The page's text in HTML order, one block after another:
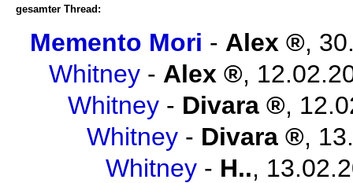
gesamter Thread:
Memento Mori - Alex ,
Whitney - Alex ,
Whitney - Divara ,
Whitney - Divara ,
Whitney - H..,